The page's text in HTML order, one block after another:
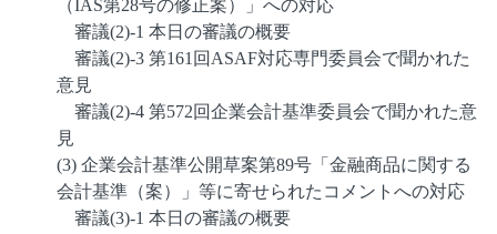
（IAS第28号の修正案）」への対応
審議(2)-1 本日の審議の概要
審議(2)-3 第161回ASAF対応専門委員会で聞かれた
意見
審議(2)-4 第572回企業会計基準委員会で聞かれた意
見
(3) 企業会計基準公開草案第89号「金融商品に関する
会計基準（案）」等に寄せられたコメントへの対応
審議(3)-1 本日の審議の概要